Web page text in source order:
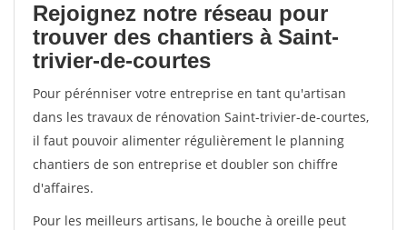
Rejoignez notre réseau pour
trouver des chantiers à Saint-
trivier-de-courtes
Pour pérénniser votre entreprise en tant qu'artisan
dans les travaux de rénovation Saint-trivier-de-courtes,
il faut pouvoir alimenter régulièrement le planning
chantiers de son entreprise et doubler son chiffre
d'affaires.
Pour les meilleurs artisans, le bouche à oreille peut